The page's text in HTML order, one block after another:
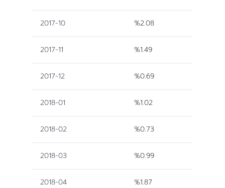
2017-10 %2.08
2017-11 %1.49
2017-12 %0.69
2018-01 %1.02
2018-02 %0.73
2018-03 %0.99
2018-04 %1.87